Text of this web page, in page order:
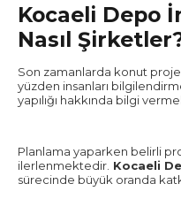
Kocaeli Depo
Nasıl
Son zamanlarda konut
yüzden insanları
yapılığı hakkında bilgi
Planlama yaparken belirli
ilerlenmektedir. Kocaeli
sürecinde büyük oranda